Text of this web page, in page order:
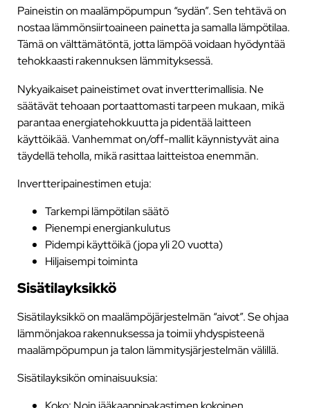
Paineistin on maalämpöpumpun “sydän”. Sen tehtävä on
nostaa lämmönsiirtoaineen painetta ja samalla lämpötilaa.
Tämä on välttämätöntä, jotta lämpöä voidaan hyödyntää
tehokkaasti rakennuksen lämmityksessä.
Nykyaikaiset paineistimet ovat invertterimallisia. Ne
säätävät tehoaan portaattomasti tarpeen mukaan, mikä
parantaa energiatehokkuutta ja pidentää laitteen
käyttöikää. Vanhemmat on/off-mallit käynnistyvät aina
täydellä teholla, mikä rasittaa laitteistoa enemmän.
Invertteripainestimen etuja:
Tarkempi lämpötilan säätö
Pienempi energiankulutus
Pidempi käyttöikä (jopa yli 20 vuotta)
Hiljaisempi toiminta
Sisätilayksikkö
Sisätilayksikkö on maalämpöjärjestelmän “aivot”. Se ohjaa
lämmönjakoa rakennuksessa ja toimii yhdyspisteenä
maalämpöpumpun ja talon lämmitysjärjestelmän välillä.
Sisätilayksikön ominaisuuksia: